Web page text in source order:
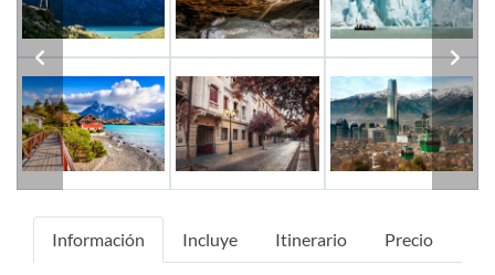
Previous Next
Información Incluye Itinerario Precio